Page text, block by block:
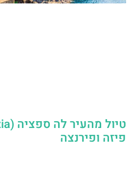
פיזה ופירנצה